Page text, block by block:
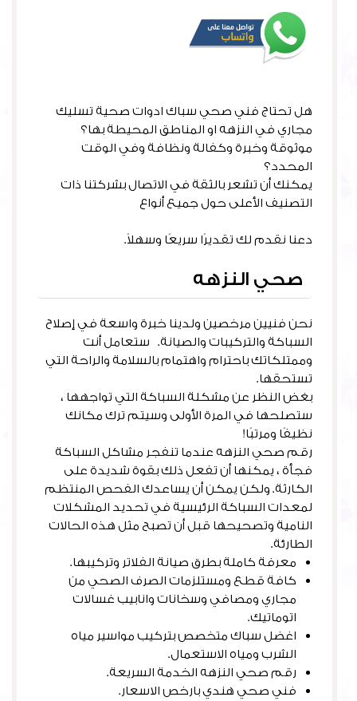
هل تحتاج فني صحي سباك ادوات صحية تسليك
مجاري في النزهه او المناطق المحيطة بها؟
موثوقة وخبرة وكفالة ونظافة وفي الوقت
المحدد؟
يمكنك أن تشعر بالثقة في الاتصال بشركتنا ذات
التصنيف الأعلى حول جميع أنواع
دعنا نقدم لك تقديرًا سريعًا وسهلاً.
صحي النزهه
نحن فنيين مرخصين ولدينا خبرة واسعة في إصلاح
السباكة والتركيبات والصيانة. ستعامل أنت
وممتلكاتك باحترام واهتمام بالسلامة والراحة التي
تستحقها.
بغض النظر عن مشكلة السباكة التي تواجهها ،
ستصلحها في المرة الأولى وسيتم ترك مكانك
نظيفًا ومرتبًا!
رقم صحي النزهه عندما تنفجر مشاكل السباكة
فجأة ، يمكنها أن تفعل ذلك بقوة شديدة على
الكارثة. ولكن يمكن أن يساعدك الفحص المنتظم
لمعدات السباكة الرئيسية في تحديد المشكلات
النامية وتصحيحها قبل أن تصبح مثل هذه الحالات
الطارئة.
معرفة كاملة بطرق صيانة الفلاتر وتركيبها.
كافة قطع ومستلزمات الصرف الصحي من
مجاري ومصافي وسخانات وانابيب غسالات
اتوماتيك.
اغضل سباك متخصص بتركيب مواسير مياه
الشرب ومياه الاستعمال.
رقم صحي النزهه الخدمة السريعة.
فني صحي هندي بارخص الاسعار.